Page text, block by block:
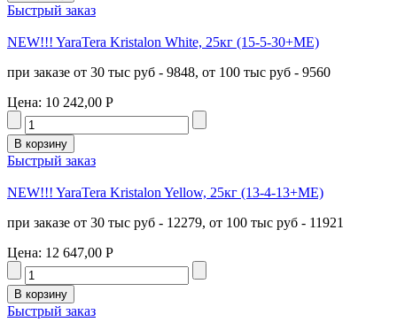
Быстрый заказ
NEW!!! YaraTera Kristalon White, 25кг (15-5-30+МЕ)
при заказе от 30 тыс руб - 9848, от 100 тыс руб - 9560
Цена: 10 242,00 Р
Быстрый заказ
NEW!!! YaraTera Kristalon Yellow, 25кг (13-4-13+МЕ)
при заказе от 30 тыс руб - 12279, от 100 тыс руб - 11921
Цена: 12 647,00 Р
Быстрый заказ